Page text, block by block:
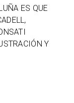
ES QUE
Y